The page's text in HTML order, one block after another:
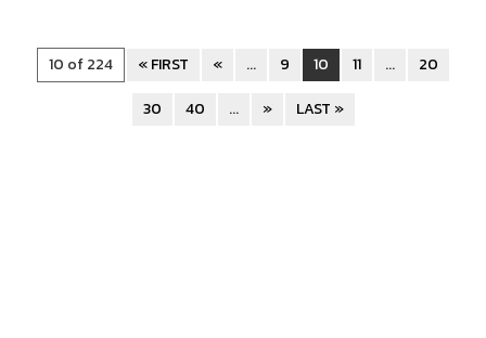
10 of 224 « FIRST « ... 9 10 11 ...
20
30
40 ... » LAST »